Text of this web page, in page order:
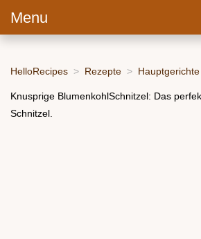
Menu
HelloRecipes Rezepte Hauptgerichte
Knusprige BlumenkohlSchnitzel: Das
Schnitzel.